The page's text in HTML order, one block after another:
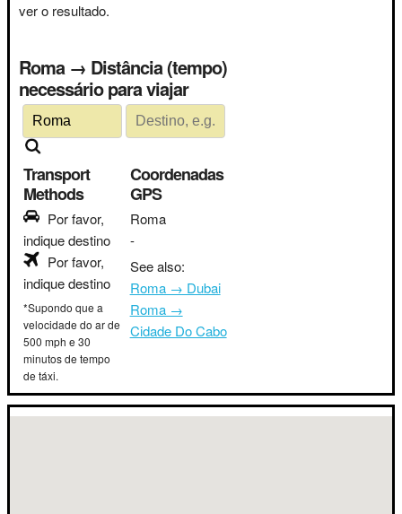
ver o resultado.
Roma → Distância (tempo)
necessário para viajar
Transport
Methods
Por favor,
indique destino
Por favor,
indique destino
*Supondo que a
velocidade do ar de
500 mph e 30
minutos de tempo
de táxi.
Coordenadas
GPS
Roma
-
See also:
Roma → Dubai
Roma →
Cidade Do Cabo